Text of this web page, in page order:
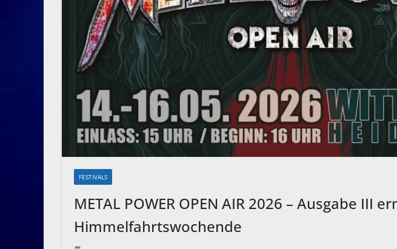
FESTIVALS
METAL POWER OPEN AIR 2026 – Ausgabe III
Himmelfahrtswochende